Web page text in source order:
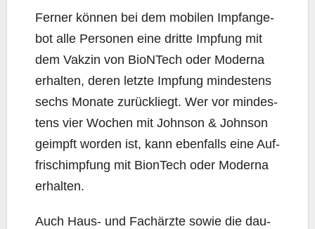
Fer­ner kön­nen bei dem mobi­len Impf­an­ge­
bot alle Per­so­nen eine drit­te Imp­fung mit
dem Vak­zin von BioNTech oder Moder­na
erhal­ten, deren letz­te Imp­fung min­des­tens
sechs Mona­te zurück­liegt. Wer vor min­des­
tens vier Wochen mit John­son & John­son
geimpft wor­den ist, kann eben­falls eine Auf­
frisch­imp­fung mit BionTech oder Moder­na
erhalten.
Auch Haus- und Fach­ärz­te sowie die dau­